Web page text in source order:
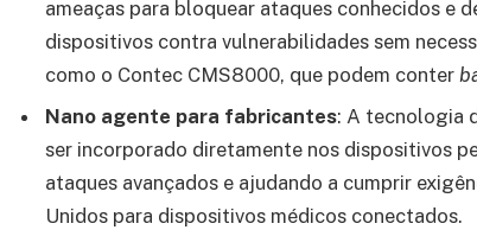
ameaças para bloquear ataques conhecidos e
dispositivos contra vulnerabilidades sem
como o Contec CMS8000, que podem conter
Nano agente para fabricantes: A tecnologia
ser incorporado diretamente nos dispositivos
ataques avançados e ajudando a cumprir
Unidos para dispositivos médicos conectados.